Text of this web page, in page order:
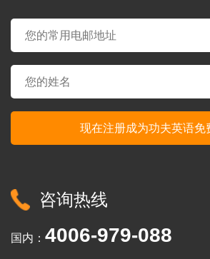
咨询热线
国内： 4006-979-088